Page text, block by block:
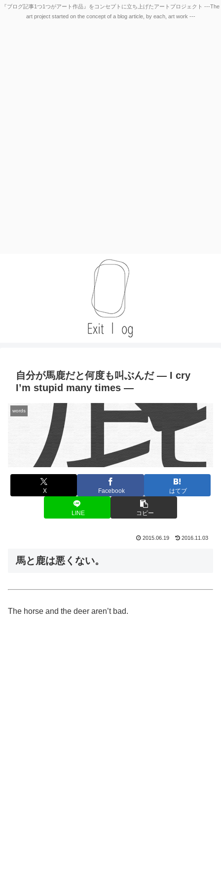
『ブログ記事1つ1つがアート作品』をコンセプトに立ち上げたアートプロジェクト ---The
art project started on the concept of a blog article, by each, art work ---
自分が馬鹿だと何度も叫ぶんだ — I cry
I’m stupid many times —
words
X Facebook はてブ
LINE コピー
2015.06.19 2016.11.03
馬と鹿は悪くない。
The horse and the deer aren’t bad.